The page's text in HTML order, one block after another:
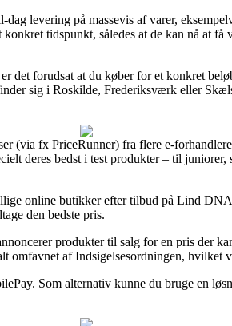
dag levering på massevis af varer,
tidspunkt, således at de kan nå at få
det forudsat at du køber for et konkret
sig i Roskilde, Frederiksværk eller
(via fx PriceRunner) fra flere e-
deres bedst i test produkter – til
online butikker efter tilbud på Lind
den bedste pris.
produkter til salg for en pris der
omfavnet af Indsigelsesordningen, hvilket
Som alternativ kunne du bruge en